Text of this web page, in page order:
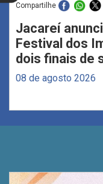
Compartilhe
Jacareí
Festival dos
dois finais de
08 de agosto 2026